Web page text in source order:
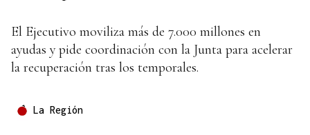
El Ejecutivo moviliza más de 7.000 millones en
ayudas y pide coordinación con la Junta para acelerar
la recuperación tras los temporales.
La Región